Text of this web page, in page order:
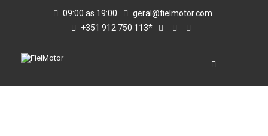
09:00 as 19:00
geral@fielmotor.com
+351 912 750 113*